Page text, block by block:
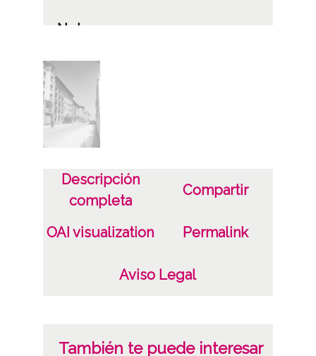
Notas
Sign originales: Rollo 35mm, n° 980
Sign copias: Carpeta 170 - Positivos 24490
Licencia de las imágenes
Descripción
completa
Compartir
OAI visualization Permalink
Aviso Legal
También te puede interesar